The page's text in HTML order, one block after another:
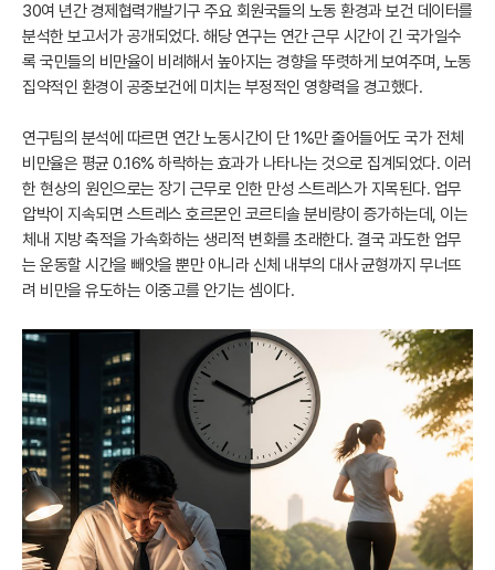
30여 년간 경제협력개발기구 주요 회원국들의 노동 환경과 보건 데이터를
분석한 보고서가 공개되었다. 해당 연구는 연간 근무 시간이 긴 국가일수
록 국민들의 비만율이 비례해서 높아지는 경향을 뚜렷하게 보여주며, 노동
집약적인 환경이 공중보건에 미치는 부정적인 영향력을 경고했다.
연구팀의 분석에 따르면 연간 노동시간이 단 1%만 줄어들어도 국가 전체
비만율은 평균 0.16% 하락하는 효과가 나타나는 것으로 집계되었다. 이러
한 현상의 원인으로는 장기 근무로 인한 만성 스트레스가 지목된다. 업무
압박이 지속되면 스트레스 호르몬인 코르티솔 분비량이 증가하는데, 이는
체내 지방 축적을 가속화하는 생리적 변화를 초래한다. 결국 과도한 업무
는 운동할 시간을 빼앗을 뿐만 아니라 신체 내부의 대사 균형까지 무너뜨
려 비만을 유도하는 이중고를 안기는 셈이다.